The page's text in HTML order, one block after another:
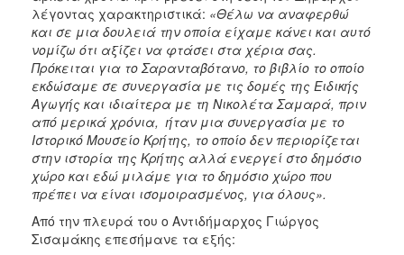
λέγοντας χαρακτηριστικά: «Θέλω να αναφερθώ
και σε μια δουλειά την οποία είχαμε κάνει και αυτό
νομίζω ότι αξίζει να φτάσει στα χέρια σας.
Πρόκειται για το Σαρανταβότανο, το βιβλίο το οποίο
εκδώσαμε σε συνεργασία με τις δομές της Ειδικής
Αγωγής και ιδιαίτερα με τη Νικολέτα Σαμαρά, πριν
από μερικά χρόνια, ήταν μια συνεργασία με το
Ιστορικό Μουσείο Κρήτης, το οποίο δεν περιορίζεται
στην ιστορία της Κρήτης αλλά ενεργεί στο δημόσιο
χώρο και εδώ μιλάμε για το δημόσιο χώρο που
πρέπει να είναι ισομοιρασμένος, για όλους».
Από την πλευρά του ο Αντιδήμαρχος Γιώργος
Σισαμάκης επεσήμανε τα εξής: